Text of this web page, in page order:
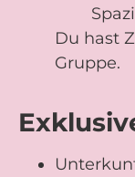
Du hast
Gruppe.